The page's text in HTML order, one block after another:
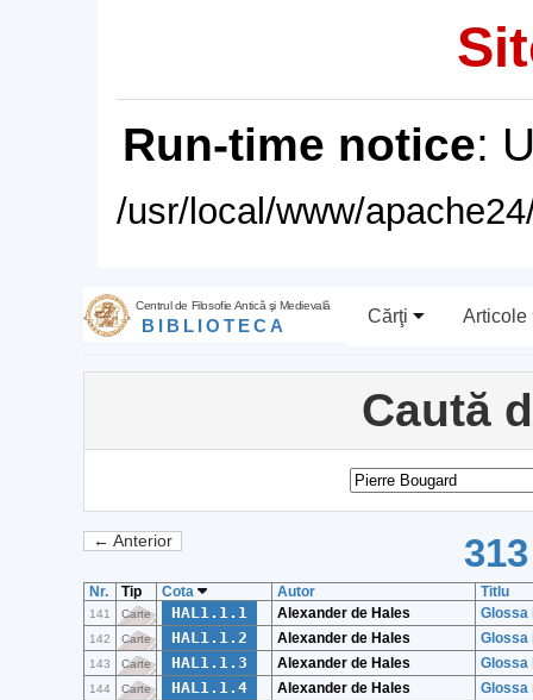
Run-time notice:
/usr/local/www/
Centrul de Filosofie Antică şi Medievală
BIBLIOTECA Cărţi Articole
Caută
← Anterior
Nr. Tip Cota Autor Titlu
141 Carte HAL1.1.1 Alexander de Hales Glossa
142 Carte HAL1.1.2 Alexander de Hales Glossa
143 Carte HAL1.1.3 Alexander de Hales Glossa
144 Carte HAL1.1.4 Alexander de Hales Glossa